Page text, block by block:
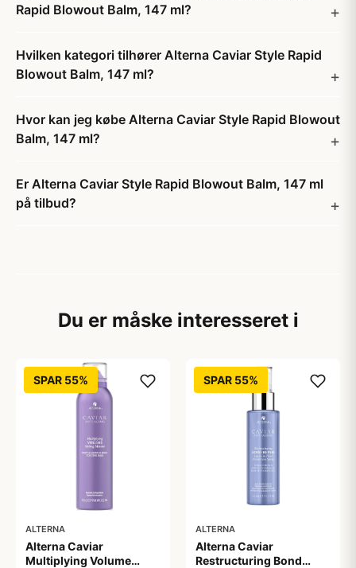
Rapid Blowout Balm, 147 ml?
Hvilken kategori tilhører Alterna Caviar Style Rapid
Blowout Balm, 147 ml?
Hvor kan jeg købe Alterna Caviar Style Rapid Blowout
Balm, 147 ml?
Er Alterna Caviar Style Rapid Blowout Balm, 147 ml
på tilbud?
Du er måske interesseret i
SPAR 55%
ALTERNA
Alterna Caviar
Multiplying Volume
SPAR 55%
ALTERNA
Alterna Caviar
Restructuring Bond